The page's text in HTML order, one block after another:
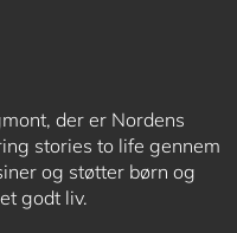
der er Nordens
stories to life gennem
og støtter børn og
godt liv.